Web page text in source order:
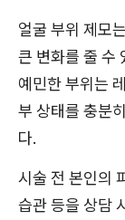
얼굴 부위 제모
큰 변화를 줄 수
예민한 부위는
부 상태를 충분
다.
시술 전 본인의
습관 등을 상담